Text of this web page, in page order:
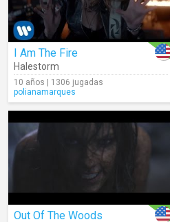
I Am The Fire
Halestorm
10 años | 1306 jugadas
polianamarques
Out Of The Woods